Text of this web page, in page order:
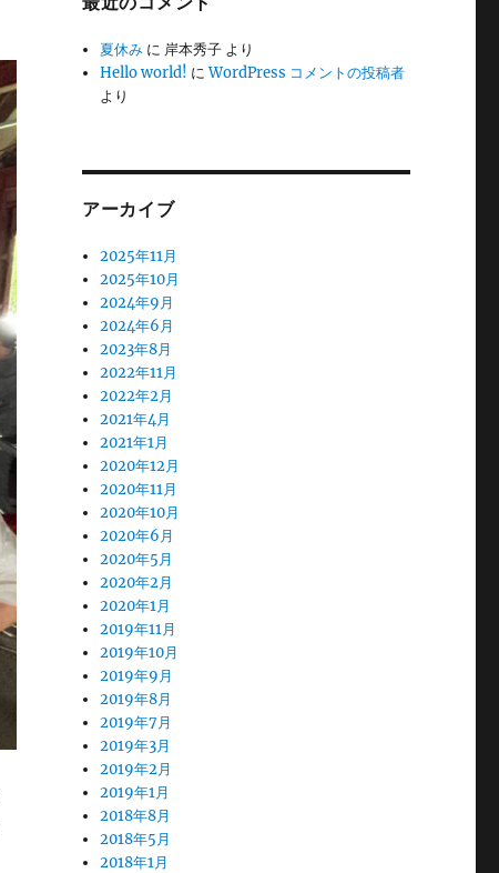
夏休み に 岸本秀子 より
Hello world! にWordPress コメントの投稿者
より
アーカイブ
2025年11月
2025年10月
2024年9月
2024年6月
2023年8月
2022年11月
2022年2月
2021年4月
2021年1月
2020年12月
2020年11月
2020年10月
2020年6月
2020年5月
2020年2月
2020年1月
2019年11月
2019年10月
2019年9月
2019年8月
2019年7月
2019年3月
2019年2月
2019年1月
2018年8月
2018年5月
2018年1月